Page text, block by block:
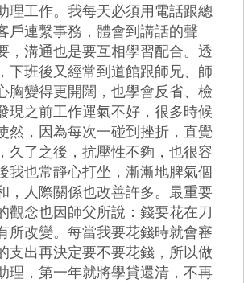
理工作。我每天必須用電話跟總
戶連繫事務，體會到講話的聲
，溝通也是要互相學習配合。透
下班後又經常到道館跟師兄、師
胸變得更開闊，也學會反省、檢
現之前工作運氣不好，很多時候
然，因為每次一碰到挫折，直覺
久了之後，抗壓性不夠，也很容
我也常靜心打坐，漸漸地脾氣個
，人際關係也改善許多。最重要
觀念也因師父所說：錢要花在刀
所改變。每當我要花錢時就會審
支出再決定要不要花錢，所以做
理，第一年就將學貸還清，不再